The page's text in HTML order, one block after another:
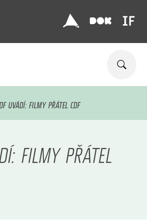
UVÁDÍ: FILMY PŘÁTEL CDF
FILMY PŘÁTEL